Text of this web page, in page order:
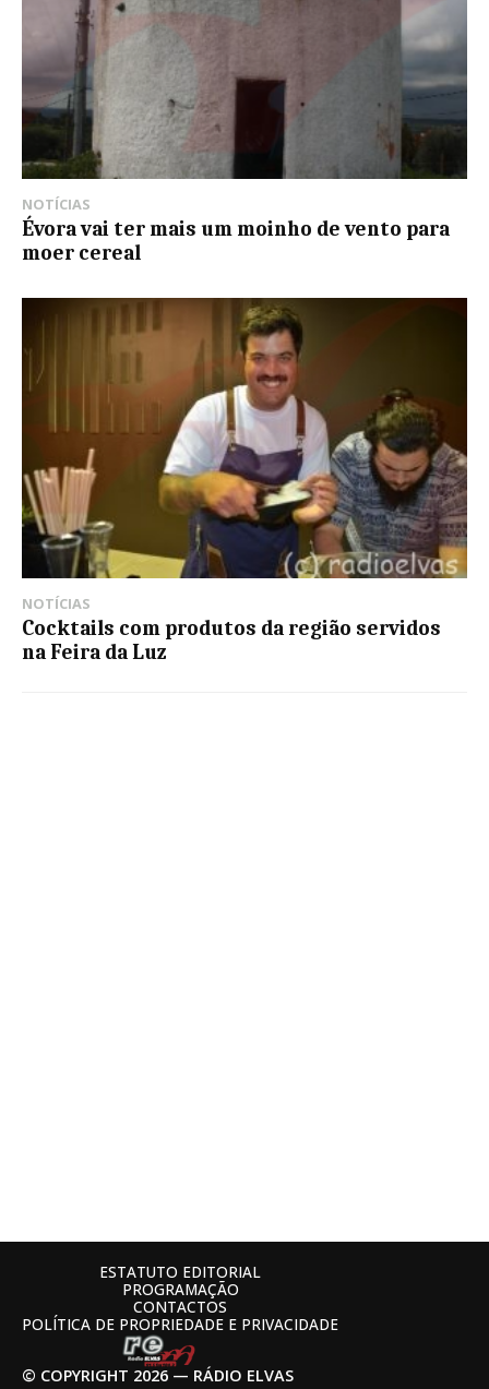
NOTÍCIAS
Évora vai ter mais um moinho de vento para
moer cereal
NOTÍCIAS
Cocktails com produtos da região servidos
na Feira da Luz
© COPYRIGHT 2026 — RÁDIO ELVAS
ESTATUTO EDITORIAL
PROGRAMAÇÃO
CONTACTOS
POLÍTICA DE PROPRIEDADE E PRIVACIDADE